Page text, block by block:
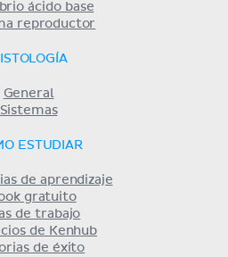
ácido base
reproductor
General
Sistemas
ESTUDIAR
de aprendizaje
gratuito
de trabajo
de Kenhub
de éxito